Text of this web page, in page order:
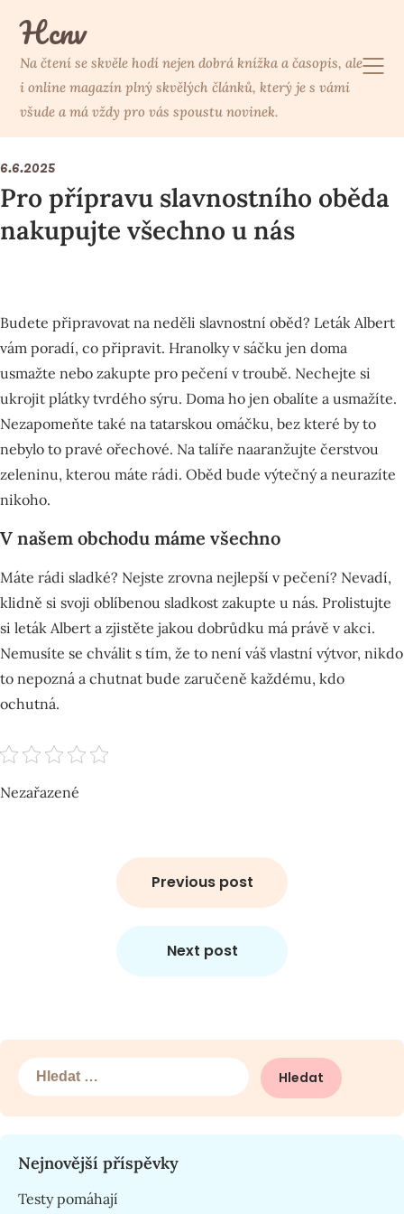
content
Hcnv
Na čtení se skvěle hodí nejen dobrá knížka a časopis, ale
i online magazín plný skvělých článků, který je s vámi
všude a má vždy pro vás spoustu novinek.
6.6.2025
Pro přípravu slavnostního oběda
nakupujte všechno u nás
Budete připravovat na neděli slavnostní oběd? Leták Albert
vám poradí, co připravit. Hranolky v sáčku jen doma
usmažte nebo zakupte pro pečení v troubě. Nechejte si
ukrojit plátky tvrdého sýru. Doma ho jen obalíte a usmažíte.
Nezapomeňte také na tatarskou omáčku, bez které by to
nebylo to pravé ořechové. Na talíře naaranžujte čerstvou
zeleninu, kterou máte rádi. Oběd bude výtečný a neurazíte
nikoho.
V našem obchodu máme všechno
Máte rádi sladké? Nejste zrovna nejlepší v pečení? Nevadí,
klidně si svoji oblíbenou sladkost zakupte u nás. Prolistujte
si leták Albert a zjistěte jakou dobrůdku má právě v akci.
Nemusíte se chválit s tím, že to není váš vlastní výtvor, nikdo
to nepozná a chutnat bude zaručeně každému, kdo
ochutná.
Nezařazené
Previous post
Next post
Vyhledávání
Nejnovější příspěvky
Testy pomáhají